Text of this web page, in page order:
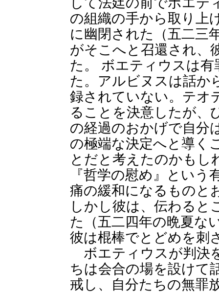
の組織の手から取り上
に幽閉された（五二三
がそこへと召還され、
た。 ボエティウスは
た。アルビヌスは話か
録されていない。テオ
ることを決意したが、
の経過のおかげで自分
の極端な決定へと導く
とだと考えたのかもし
『哲学の慰め』とい
痛の緩和になるものと
しかし彼は、伝わると
た（五二四年の晩夏な
彼は棍棒でとどめを刺
ボエティウスが判決
ちは会合の場を設けて
戒し、自分たちの無罪